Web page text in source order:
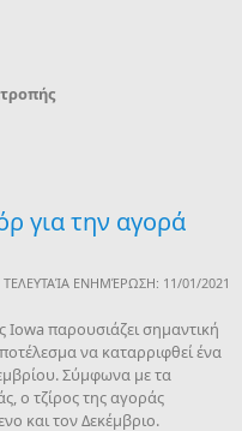
για την αγορά
ΤΕΛΕΥΤΑΊΑ ΕΝΗΜΈΡΩΣΗ: 11/01/2021
Iowa παρουσιάζει σημαντική
να καταρριφθεί ένα
Σύμφωνα με τα
ο τζίρος της αγοράς
και τον Δεκέμβριο.